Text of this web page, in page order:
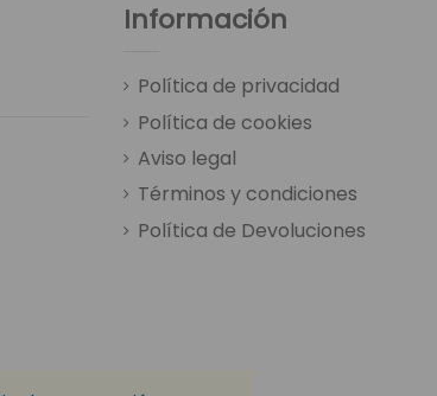
Información
Política de privacidad
Política de cookies
Aviso legal
Términos y condiciones
Política de Devoluciones